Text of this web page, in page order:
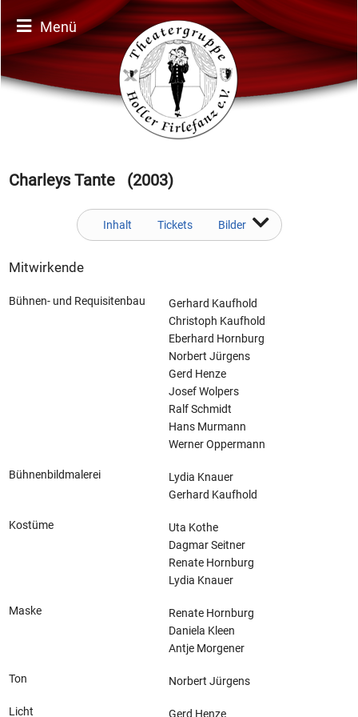
Menü
Charleys Tante (2003)
Inhalt Tickets Bilder
Mitwirkende
Bühnen- und Requisitenbau
Gerhard Kaufhold
Christoph Kaufhold
Eberhard Hornburg
Norbert Jürgens
Gerd Henze
Josef Wolpers
Ralf Schmidt
Hans Murmann
Werner Oppermann
Bühnenbildmalerei
Lydia Knauer
Gerhard Kaufhold
Kostüme
Uta Kothe
Dagmar Seitner
Renate Hornburg
Lydia Knauer
Maske
Renate Hornburg
Daniela Kleen
Antje Morgener
Ton Norbert Jürgens
Licht Gerd Henze